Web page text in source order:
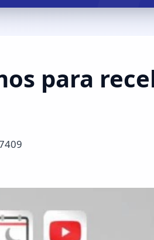
para